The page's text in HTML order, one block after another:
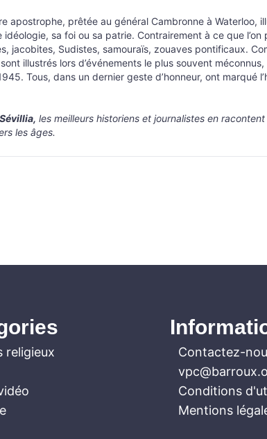
apostrophe, prêtée au général Cambronne à
sa foi ou sa patrie. Contrairement à ce que
jacobites, Sudistes, samouraïs, zouaves pontificaux.
illustrés lors d’événements le plus souvent
Tous, dans un dernier geste d’honneur, ont marqué
les meilleurs historiens et journalistes en
les âges.
religieux
Contactez-
Conditions
Mentions